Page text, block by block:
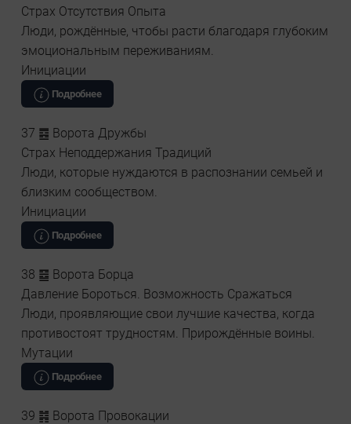
Страх Отсутствия Опыта
Люди, рождённые, чтобы расти благодаря глубоким
эмоциональным переживаниям.
Инициации
Подробнее
37 ䷤ Ворота Дружбы
Страх Неподдержания Традиций
Люди, которые нуждаются в распознании семьей и
близким сообществом.
Инициации
Подробнее
38 ䷥ Ворота Борца
Давление Бороться. Возможность Сражаться
Люди, проявляющие свои лучшие качества, когда
противостоят трудностям. Прирождённые воины.
Мутации
Подробнее
39 ䷦ Ворота Провокации